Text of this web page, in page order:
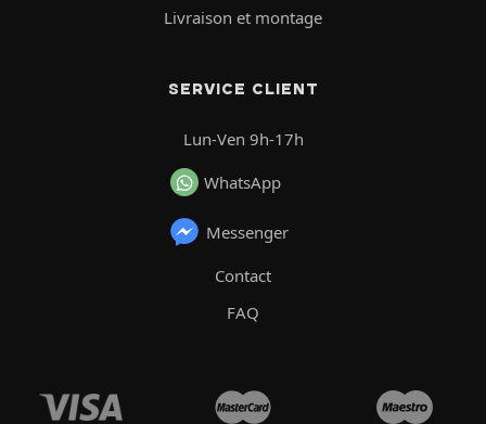
Livraison et montage
SERVICE CLIENT
Lun-Ven 9h-17h
WhatsApp
Messenger
Contact
FAQ